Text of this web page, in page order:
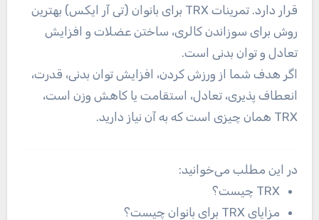
قرار دارد. تمرینات TRX برای بانوان (تی آر ایکس) بهترین
روش برای سوزاندن کالری، ساختن عضلات و افزایش
تعادل و توان بدنی است.
اگر هدف شما از ورزش کردن، افزایش توان بدنی، قدرت،
انعطاف پذیری، تعادل، استقامت یا کاهش وزن است،
TRX همان چیزی است که به آن نیاز دارید.
در این مطلب می‌خوانید:
TRX چیست؟
مزایای TRX برای بانوان چیست؟